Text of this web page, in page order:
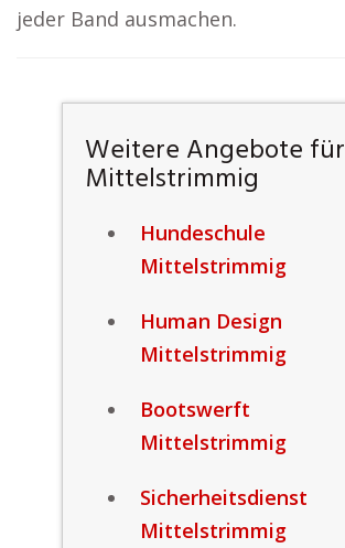
jeder Band ausmachen.
Weitere Angebote für
Mittelstrimmig
Hundeschule
Mittelstrimmig
Human Design
Mittelstrimmig
Bootswerft
Mittelstrimmig
Sicherheitsdienst
Mittelstrimmig